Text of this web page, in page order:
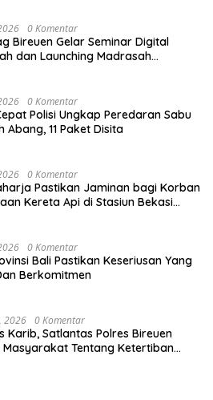
0 Komentar
Bireuen Gelar Seminar Digital
dan Launching Madrasah
0 Komentar
Polisi Ungkap Peredaran Sabu
Abang, 11 Paket Disita
0 Komentar
Pastikan Jaminan bagi Korban
Kereta Api di Stasiun Bekasi
0 Komentar
Bali Pastikan Keseriusan Yang
Berkomitmen
2026 0 Komentar
Karib, Satlantas Polres Bireuen
Masyarakat Tentang Ketertiban